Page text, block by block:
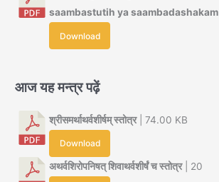
saambastutih ya saambadashakam
Download
आज यह मन्त्र पढ़ें
श्रीसमर्थाथर्वशीर्षम् स्तोत्र| 74.00 KB
Download
अथर्वशिरोपनिषत् शिवाथर्वशीर्षं च स्तोत्र| 20